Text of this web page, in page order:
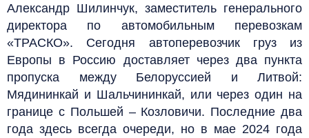
Александр Шилинчук, заместитель генерального
директора по автомобильным перевозкам
«ТРАСКО». Сегодня автоперевозчик груз из
Европы в Россию доставляет через два пункта
пропуска между Белоруссией и Литвой:
Мядининкай и Шальчининкай, или через один на
границе с Польшей – Козловичи. Последние два
года здесь всегда очереди, но в мае 2024 года